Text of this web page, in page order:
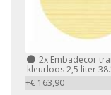
2x Embadecor
kleurloos 2,5 liter
+€ 163,90